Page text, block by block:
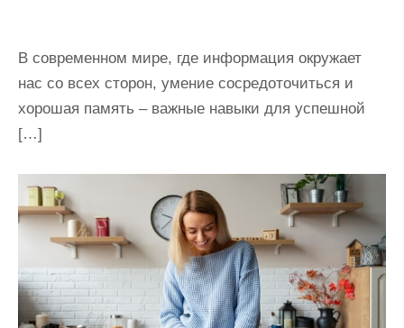
В современном мире, где информация окружает
нас со всех сторон, умение сосредоточиться и
хорошая память – важные навыки для успешной
[…]